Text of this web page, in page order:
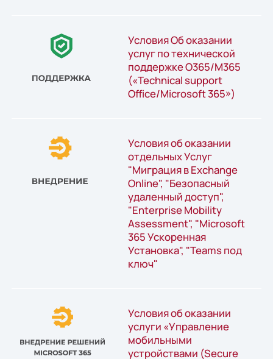
Условия Об оказании
услуг по технической
поддержке O365/M365
(«Technical support
Office/Microsoft 365»)
Условия об оказании
отдельных Услуг
"Миграция в Exchange
Online", "Безопасный
удаленный доступ",
"Enterprise Mobility
Assessment", "Microsoft
365 Ускоренная
Установка", "Teams под
ключ"
Условия об оказании
услуги «Управление
мобильными
устройствами (Secure